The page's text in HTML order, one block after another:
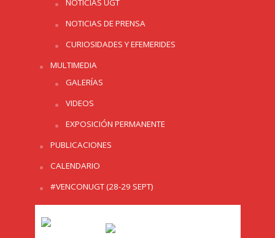
NOTICIAS UGT
NOTICIAS DE PRENSA
CURIOSIDADES Y EFEMERIDES
MULTIMEDIA
GALERÍAS
VIDEOS
EXPOSICIÓN PERMANENTE
PUBLICACIONES
CALENDARIO
#VENCONUGT (28-29 SEPT)